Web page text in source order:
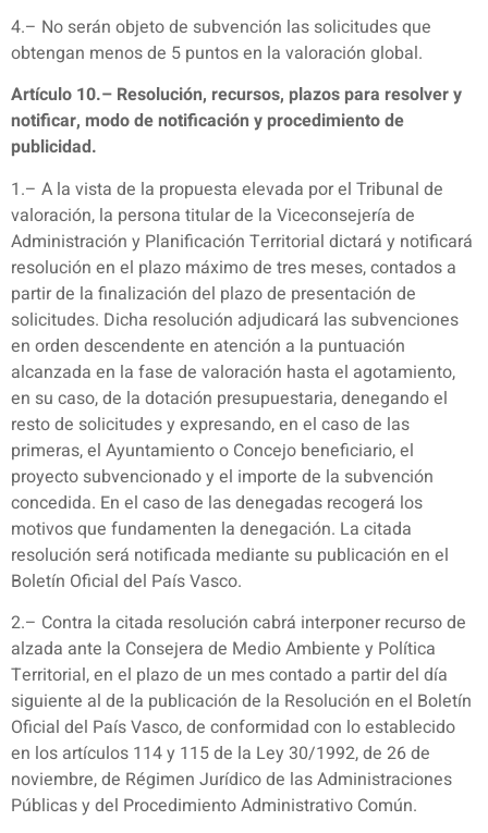
4.– No serán objeto de subvención las solicitudes que
obtengan menos de 5 puntos en la valoración global.
Artículo 10.– Resolución, recursos, plazos para resolver y
notificar, modo de notificación y procedimiento de
publicidad.
1.– A la vista de la propuesta elevada por el Tribunal de
valoración, la persona titular de la Viceconsejería de
Administración y Planificación Territorial dictará y notificará
resolución en el plazo máximo de tres meses, contados a
partir de la finalización del plazo de presentación de
solicitudes. Dicha resolución adjudicará las subvenciones
en orden descendente en atención a la puntuación
alcanzada en la fase de valoración hasta el agotamiento,
en su caso, de la dotación presupuestaria, denegando el
resto de solicitudes y expresando, en el caso de las
primeras, el Ayuntamiento o Concejo beneficiario, el
proyecto subvencionado y el importe de la subvención
concedida. En el caso de las denegadas recogerá los
motivos que fundamenten la denegación. La citada
resolución será notificada mediante su publicación en el
Boletín Oficial del País Vasco.
2.– Contra la citada resolución cabrá interponer recurso de
alzada ante la Consejera de Medio Ambiente y Política
Territorial, en el plazo de un mes contado a partir del día
siguiente al de la publicación de la Resolución en el Boletín
Oficial del País Vasco, de conformidad con lo establecido
en los artículos 114 y 115 de la Ley 30/1992, de 26 de
noviembre, de Régimen Jurídico de las Administraciones
Públicas y del Procedimiento Administrativo Común.